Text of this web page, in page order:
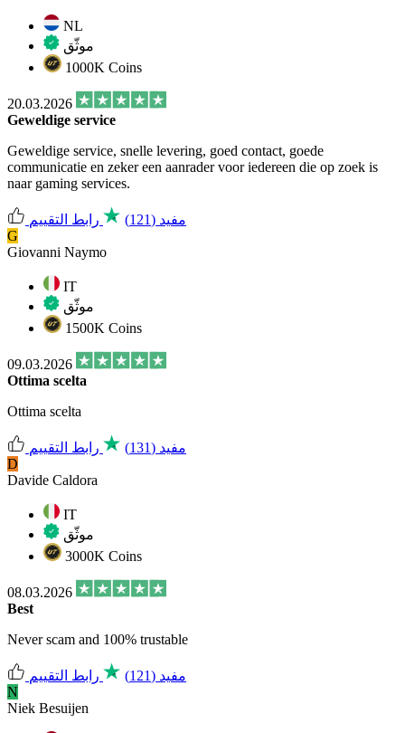
NL
موثّق
1000K Coins
20.03.2026
Geweldige service
Geweldige service, snelle levering, goed contact, goede
communicatie en zeker een aanrader voor iedereen die op zoek is
naar gaming services.
مفيد (121)
رابط التقييم
G
Giovanni Naymo
IT
موثّق
1500K Coins
09.03.2026
Ottima scelta
Ottima scelta
مفيد (131)
رابط التقييم
D
Davide Caldora
IT
موثّق
3000K Coins
08.03.2026
Best
Never scam and 100% trustable
مفيد (121)
رابط التقييم
N
Niek Besuijen